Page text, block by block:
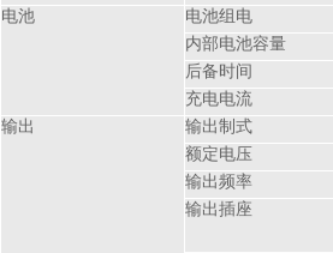
电池
电池组电
内部电池容量
后备时间
充电电流
输出
输出制式
额定电压
输出频率
输出插座